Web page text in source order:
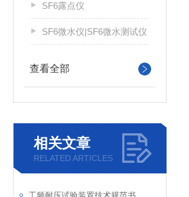
SF6露点仪
SF6微水仪|SF6微水测试仪
查看全部
相关文章
RELATED ARTICLES